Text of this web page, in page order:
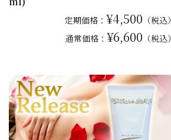
定期価格： ¥4,500 （税込）
通常価格： ¥6,600 （税込）